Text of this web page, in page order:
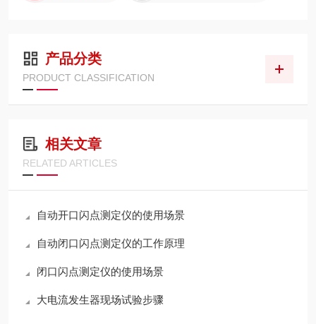
产品分类
PRODUCT CLASSIFICATION
相关文章
RELATED ARTICLES
自动开口闪点测定仪的使用场景
自动闭口闪点测定仪的工作原理
闭口闪点测定仪的使用场景
大电流发生器现场试验步骤